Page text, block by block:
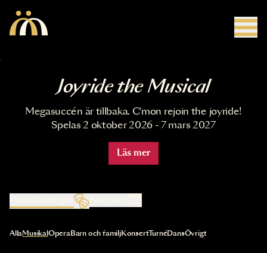
Joyride the Musical
Megasuccén är tillbaka. C'mon rejoin the joyride!
Spelas 2 oktober 2026 - 7 mars 2027
Läs mer
Kalender
Val av kategori uppdaterar innehållet automatiskt
AllaMusikal OperaBarn och familjKonsertTurnéDansÖvrigt